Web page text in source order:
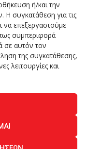
ή/και την
συγκατάθεση για τις
να επεξεργαστούμε
συμπεριφορά
σε αυτόν τον
της συγκατάθεσης,
λειτουργίες και
ΕΠΙΚΟΙΝΩΝΙΑ